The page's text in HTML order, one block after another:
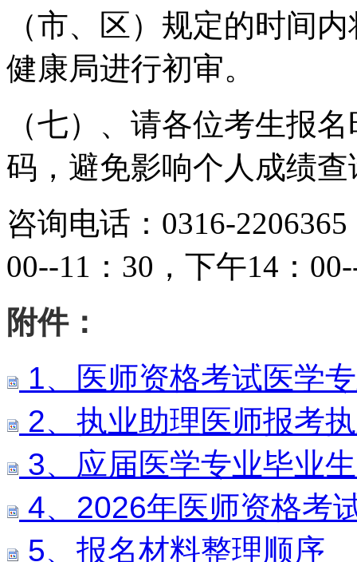
（市、区）规定的时间
健康局进行初审。
（七） 、请各位考生报
码，避免影响个人成绩
咨询电话： 0316-2206365
00--11 ： 30 ，下午14 ：
附件：
1、医师资格考试医学
2、执业助理医师报考
3、应届医学专业毕业
4、2026年医师资格考
5、报名材料整理顺序